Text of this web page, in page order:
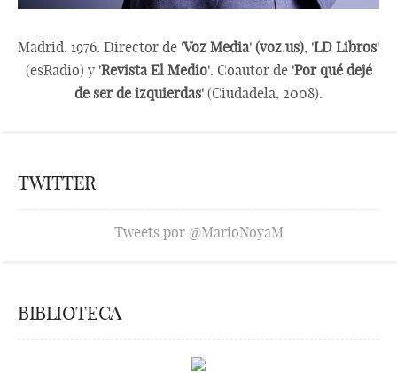
Madrid, 1976. Director de 'Voz Media' (voz.us), 'LD Libros'
(esRadio) y 'Revista El Medio'. Coautor de 'Por qué dejé
de ser de izquierdas' (Ciudadela, 2008).
TWITTER
Tweets por @MarioNoyaM
BIBLIOTECA